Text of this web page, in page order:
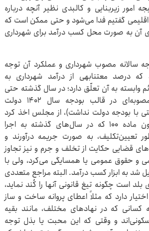
امور زیربنایی و کالبدی نظیر آنچه درباره
گفتیم فدا می‌شود و حتی ممکن است که
آن به صورت محل کسب درآمد برای شهرداری
سالانه مصوب شهرداری و عملکرد آن توجه
درصد معتنابهی از درآمد شهرداری به
وابسته به آن تعلّق دارد؛ در سال گذشته حتی
شهرداری، با زرنگی، مصوبه‌ای در قالب بودجه سال ۱۴۰۲ دولت
با بودجه دولت نداشت)، از مجلس اخذ کرد
که ابلاغیه‌های کمیسیون ماده 100 که در سال‌های گذشته به اجرا
تعیین‌تکلیف، به صورت جریمه درآورند و
قضایی حکایت از تخلف و جرم و نیز تجاوز
و حقوق عمومی یا همسایگی می‌کرد، ولی با
به ابزار کسب درآمد. البته مراجع متعددی
است چگونه تیغ قانونی آنها را کُند نماید،
دارد که مثلاً اعطای پروانه ساخت و ساز
کسانی که در نهادهای مختلف، مانند بقیه
و وقتی که این محبت یا بذل توجه